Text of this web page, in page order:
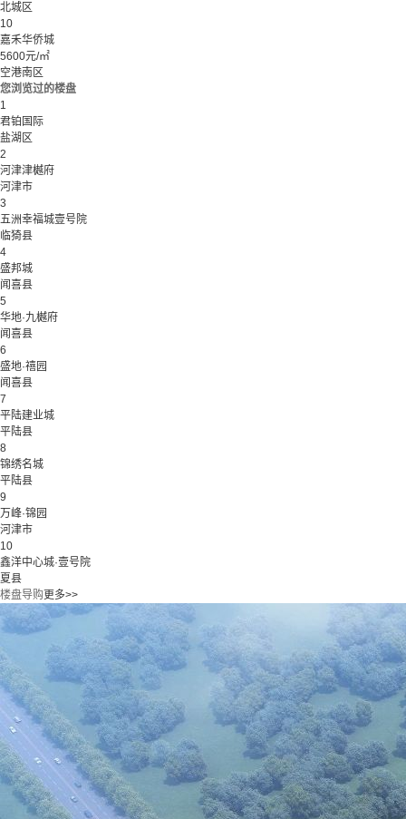
北城区
10
嘉禾华侨城
5600元/㎡
空港南区
您浏览过的楼盘
1
君铂国际
盐湖区
2
河津津樾府
河津市
3
五洲幸福城壹号院
临猗县
4
盛邦城
闻喜县
5
华地·九樾府
闻喜县
6
盛地·禧园
闻喜县
7
平陆建业城
平陆县
8
锦绣名城
平陆县
9
万峰·锦园
河津市
10
鑫洋中心城·壹号院
夏县
楼盘导购更多>>